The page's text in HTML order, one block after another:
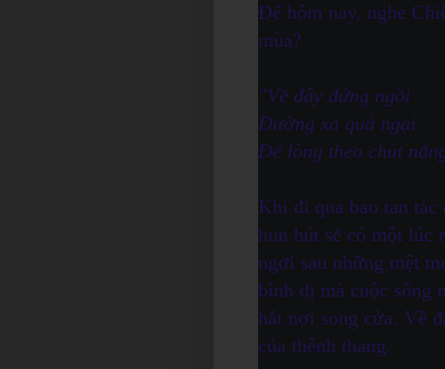
Để hôm nay, nghe
mùa?
"Về đây đứng ngồi
Đường xa quá ngại
Để lòng theo chút
Khi đi qua bao tan
hun hút sẽ có một lúc
ngơi sau những mệt
bình dị mà cuộc sống
hắt nơi song cửa. Về
của thênh thang.